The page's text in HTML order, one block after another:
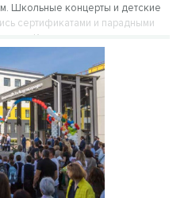
Школьные концерты и детские
сертификатами и парадными
Каким подаркам рады сами